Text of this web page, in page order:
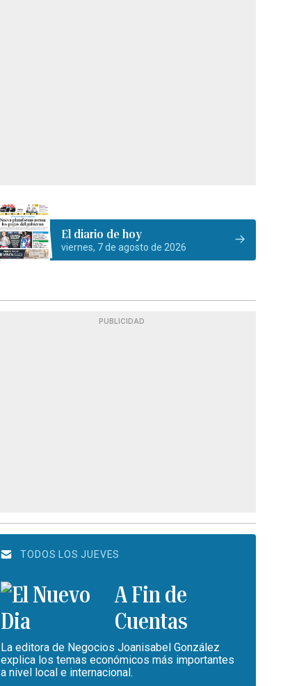
El diario de hoy
viernes, 7 de agosto de 2026
PUBLICIDAD
TODOS LOS JUEVES
A Fin de
Cuentas
La editora de Negocios Joanisabel González
explica los temas económicos más importantes
a nivel local e internacional.